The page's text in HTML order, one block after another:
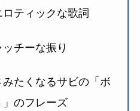
ティックな歌詞
チーな振り
たくなるサビの「ボ
のフレーズ